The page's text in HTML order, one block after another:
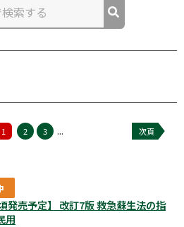
1 2 3 ... 次頁
発売予定】 改訂7版 救急蘇生法の指
用